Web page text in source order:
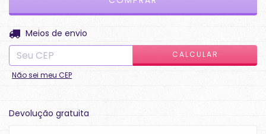
Entregas para o CEP:
Meios de envio
CALCULAR
Não sei meu CEP
Devolução gratuita